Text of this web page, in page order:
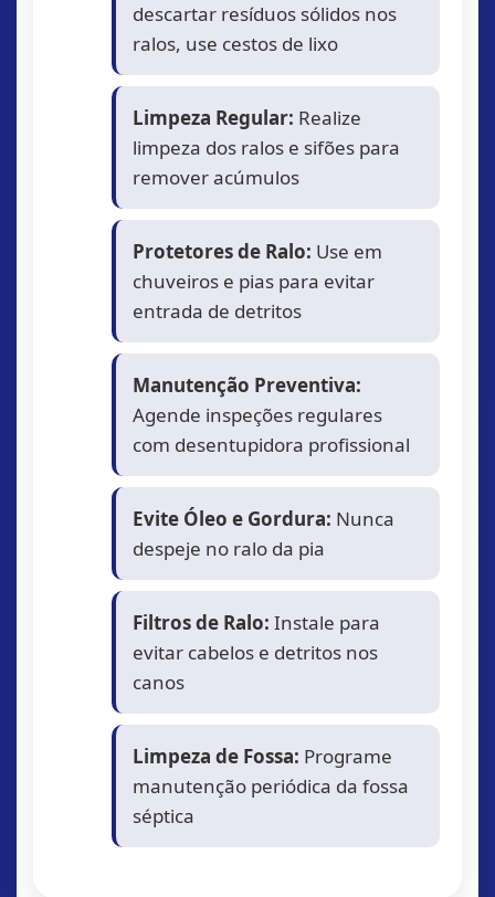
descartar resíduos sólidos nos
ralos, use cestos de lixo
Limpeza Regular: Realize
limpeza dos ralos e sifões para
remover acúmulos
Protetores de Ralo: Use em
chuveiros e pias para evitar
entrada de detritos
Manutenção Preventiva:
Agende inspeções regulares
com desentupidora profissional
Evite Óleo e Gordura: Nunca
despeje no ralo da pia
Filtros de Ralo: Instale para
evitar cabelos e detritos nos
canos
Limpeza de Fossa: Programe
manutenção periódica da fossa
séptica